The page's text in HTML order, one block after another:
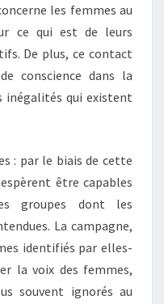
les femmes au
ce qui est de leurs
De plus, ce contact
conscience dans la
inégalités qui existent
: par le biais de cette
être capables
groupes dont les
La campagne,
identifiés par elles-
la voix des femmes,
souvent ignorés au